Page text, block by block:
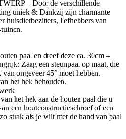
– Door de verschillende
uniek & Dankzij zijn charmante
huisdierbezitters, liefhebbers van
paal en dreef deze ca. 30cm –
Zaag een steunpaal op maat, die
ongeveer 45° moet hebben.
het hek behouden.
het hek aan de houten paal die u
een houtconstructieschroef of een
strak als je wilt met de hand van paal